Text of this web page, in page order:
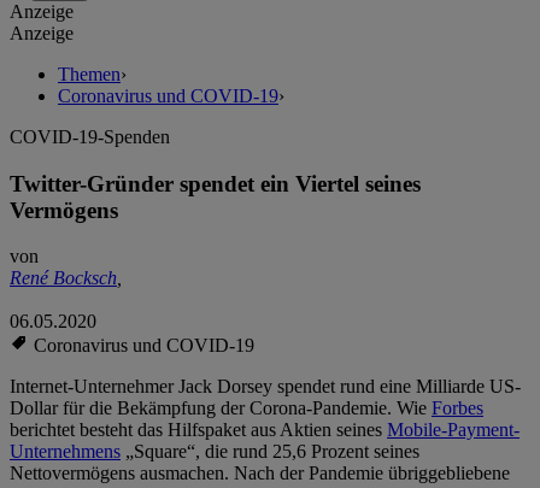
Anzeige
Anzeige
Themen›
Coronavirus und COVID-19›
COVID-19-Spenden
Twitter-Gründer spendet ein Viertel seines
Vermögens
von
René Bocksch,
06.05.2020
Coronavirus und COVID-19
Internet-Unternehmer Jack Dorsey spendet rund eine Milliarde US-
Dollar für die Bekämpfung der Corona-Pandemie. Wie Forbes
berichtet besteht das Hilfspaket aus Aktien seines Mobile-Payment-
Unternehmens „Square“, die rund 25,6 Prozent seines
Nettovermögens ausmachen. Nach der Pandemie übriggebliebene